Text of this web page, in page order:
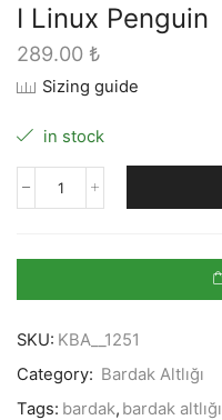
I Linux Penguin
289.00 ₺
Sizing guide
in stock
I
quantity
SKU: KBA__1251
Category: Bardak Altlığı
Tags: bardak, bardak altlığı